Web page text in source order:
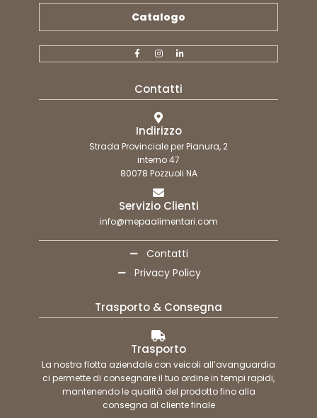
Catalogo
Contatti
Indirizzo
Strada Provinciale per Pianura, 2
interno 47
80078 Pozzuoli NA
Servizio Clienti
info@mepaalimentari.com
Contatti
Privacy Policy
Trasporto & Consegna
Trasporto
La nostra flotta aziendale con veicoli all’avanguardia
ci permette di consegnare il tuo ordine in tempi rapidi,
mantenendo le qualità del prodotto fino alla
consegna al cliente finale